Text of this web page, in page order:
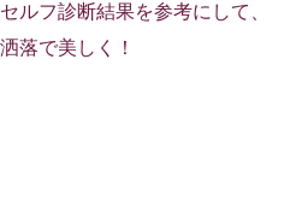
ルフ診断結果を参考にして、
落で美しく！